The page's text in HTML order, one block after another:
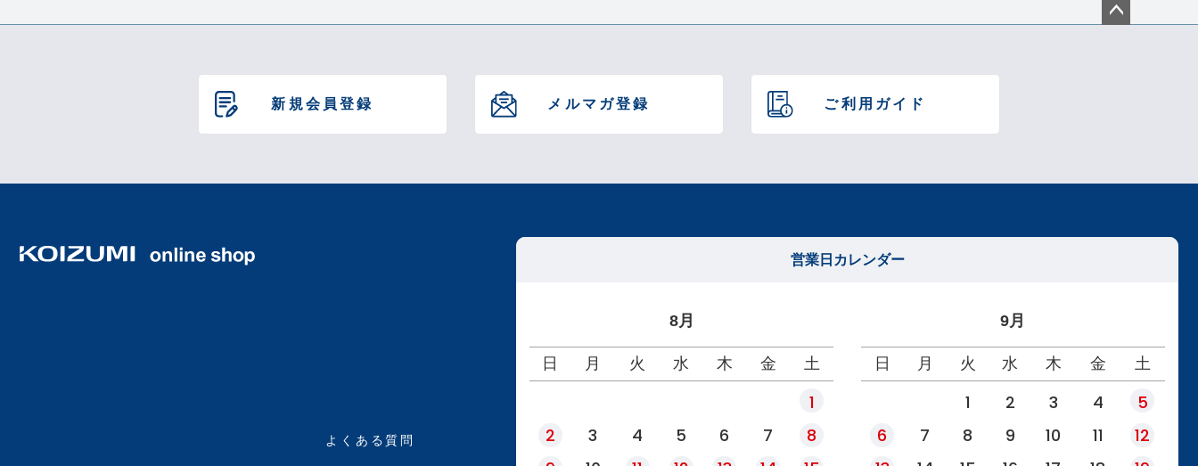
新規会員登録 メルマガ登録 ご利用ガイド
営業日カレンダー
8月
日 月 火 水 木 金 土
1
2
3 4 5 6 7
8
9月
日 月 火 水 木 金 土
1 2 3 4
5
6
7 8 9 10 11
12
よくある質問